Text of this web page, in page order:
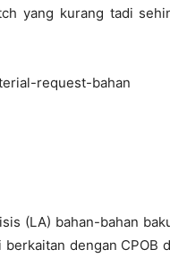
yang kurang tadi
(LA) bahan-bahan
dengan CPOB